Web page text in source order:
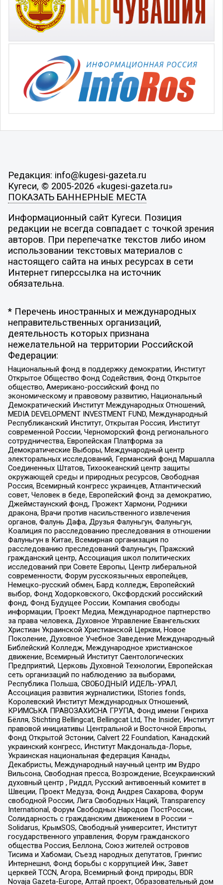
Редакция: info@kugesi-gazeta.ru
Кугеси, © 2005-2026 «kugesi-gazeta.ru»
ПОКАЗАТЬ БАННЕРНЫЕ МЕСТА
Информационный сайт Кугеси. Позиция
редакции не всегда совпадает с точкой зрения
авторов. При перепечатке текстов либо ином
использовании текстовых материалов с
настоящего сайта на иных ресурсах в сети
Интернет гиперссылка на источник
обязательна.
* Перечень иностранных и международных
неправительственных организаций,
деятельность которых признана
нежелательной на территории Российской
Федерации:
Национальный фонд в поддержку демократии, Институт
Открытое Общество Фонд Содействия, Фонд Открытое
общество, Американо-российский фонд по
экономическому и правовому развитию, Национальный
Демократический Институт Международных Отношений,
MEDIA DEVELOPMENT INVESTMENT FUND, Международный
Республиканский Институт, Открытая Россия, Институт
современной России, Черноморский фонд регионального
сотрудничества, Европейская Платформа за
Демократические Выборы, Международный центр
электоральных исследований, Германский фонд Маршалла
Соединенных Штатов, Тихоокеанский центр защиты
окружающей среды и природных ресурсов, Свободная
Россия, Всемирный конгресс украинцев, Атлантический
совет, Человек в беде, Европейский фонд за демократию,
Джеймстаунский фонд, Прожект Хармони, Родники
дракона, Врачи против насильственного извлечения
органов, Фалунь Дафа, Друзья Фалуньгун, Фалуньгун,
Коалиция по расследованию преследования в отношении
Фалуньгун в Китае, Всемирная организация по
расследованию преследований Фалуньгун, Пражский
гражданский центр, Ассоциация школ политических
исследований при Совете Европы, Центр либеральной
современности, Форум русскоязычных европейцев,
Немецко-русский обмен, Бард колледж, Европейский
выбор, Фонд Ходорковского, Оксфордский российский
фонд, Фонд Будущее России, Компания свободы
информации, Проект Медиа, Международное партнерство
за права человека, Духовное Управление Евангельских
Христиан Украинской Христианской Церкви, Новое
Поколение, Духовное Учебное Заведение Международный
Библейский Колледж, Международное христианское
движение, Всемирный Институт Саентологических
Предприятий, Церковь Духовной Технологии, Европейская
сеть организаций по наблюдению за выборами,
Республика Польша, СВОБОДНЫЙ ИДЕЛЬ-УРАЛ,
Ассоциация развития журналистики, IStories fonds,
Королевский Институт Международных Отношений,
КРИМСЬКА ПРАВОЗАХИСНА ГРУПА, Фонд имени Генриха
Бёлля, Stichting Bellingcat, Bellingcat Ltd, The Insider, Институт
правовой инициативы Центральной и Восточной Европы,
Фонд Открытой Эстонии, Calvert 22 Foundation, Канадский
украинский конгресс, Институт Макдональда-Лорье,
Украинская национальная федерация Канады,
Декабристы, Международный научный центр им Вудро
Вильсона, Свободная пресса, Возрождение, Всеукраинский
духовный центр , Риддл, Русский антивоенный комитет в
Швеции, Проект Медуза, Фонд Андрея Сахарова, Форум
свободной России, Лига Свободных Наций, Transparеncy
International, Форум Свободных Народов ПостРоссии,
Солидарность с гражданским движением в России –
Solidarus, КрымSOS, Свободный университет, Институт
государственного управления, Форум гражданского
общества Россия, Беллона, Союз жителей островов
Тисима и Хабомаи, Съезд народных депутатов, Гринпис
Интернешнл, Фонд борьбы с коррупцией Инк, Завет
церквей TCCN, Агора, Всемирный фонд природы, BDR
Novaja Gazeta-Europe, Алтай проект, Образовательный дом